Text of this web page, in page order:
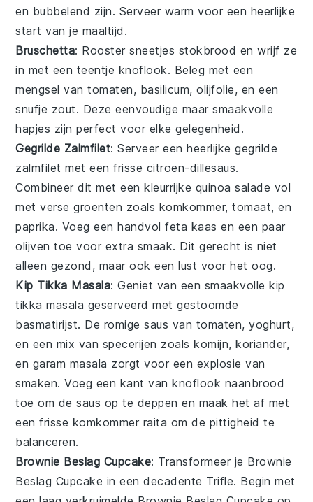
en bubbelend zijn. Serveer warm voor een heerlijke
start van je maaltijd.
Bruschetta: Rooster sneetjes stokbrood en wrijf ze
in met een teentje knoflook. Beleg met een
mengsel vantomaten, basilicum,olijfolie, en een
snufje zout. Deze eenvoudige maar smaakvolle
hapjes zijn perfect voor elke gelegenheid.
Gegrilde Zalmfilet: Serveer een heerlijkegegrilde
zalmfilet met een frisse citroen-dillesaus.
Combineer dit met een kleurrijke quinoa salade vol
metverse groenten zoals komkommer,tomaat, en
paprika. Voeg een handvolfeta kaas en een paar
olijven toe voor extra smaak. Dit gerecht is niet
alleen gezond, maar ook een lust voor het oog.
Kip Tikka Masala: Geniet van een smaakvollekip
tikka masala geserveerd metgestoomde
basmatirijst. De romige saus van tomaten,yoghurt,
en een mix van specerijen zoalskomijn,koriander,
en garam masala zorgt voor een explosie van
smaken. Voeg een kant vanknoflook naanbrood
toe om de saus op te deppen en maak het af met
een frisse komkommer raita om de pittigheid te
balanceren.
Brownie Beslag Cupcake: Transformeer je Brownie
Beslag Cupcake in een decadente Trifle. Begin met